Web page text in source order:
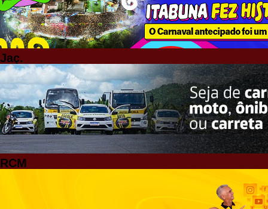
Jaç.
RCM